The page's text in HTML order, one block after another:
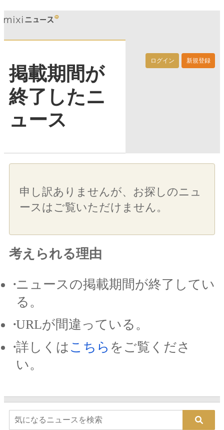
ログイン 新規登録
掲載期間が
終了したニ
ュース
申し訳ありませんが、お探しのニュ
ースはご覧いただけません。
考えられる理由
ニュースの掲載期間が終了してい
る。
URLが間違っている。
詳しくは こちら をご覧くださ
い。